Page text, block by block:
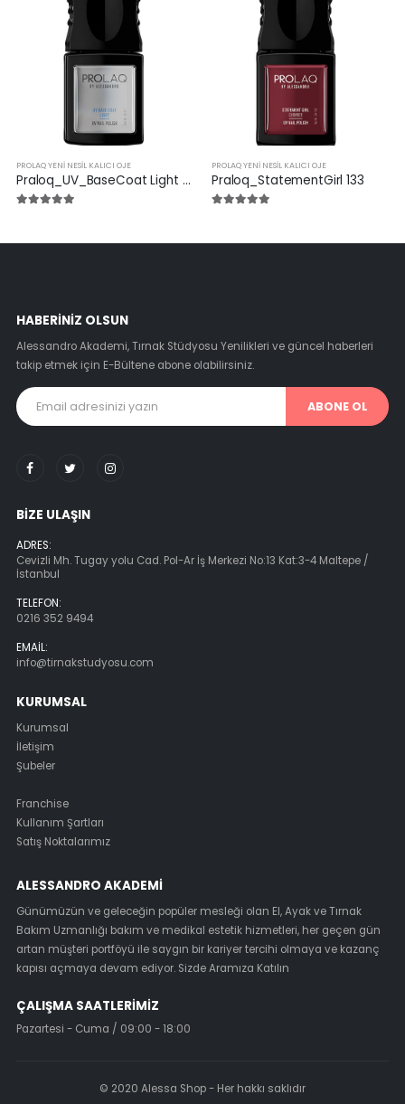
PROLAQ YENI NESIL KALICI OJE
Praloq_UV_BaseCoat Light 311
PROLAQ YENI NESIL KALICI OJE
Praloq_StatementGirl 133
HABERINIZ OLSUN
Alessandro Akademi, Tırnak Stüdyosu Yenilikleri ve güncel haberleri
takip etmek için E-Bültene abone olabilirsiniz.
ABONE OL
BIZE ULAŞIN
ADRES:
Cevizli Mh. Tugay yolu Cad. Pol-Ar İş Merkezi No:13 Kat:3-4 Maltepe /
İstanbul
TELEFON:
0216 352 9494
EMAIL:
info@tirnakstudyosu.com
KURUMSAL
Kurumsal
İletişim
Şubeler
Franchise
Kullanım Şartları
Satış Noktalarımız
ALESSANDRO AKADEMI
Günümüzün ve geleceğin popüler mesleği olan El, Ayak ve Tırnak
Bakım Uzmanlığı bakım ve medikal estetik hizmetleri, her geçen gün
artan müşteri portföyü ile saygın bir kariyer tercihi olmaya ve kazanç
kapısı açmaya devam ediyor. Sizde Aramıza Katılın
ÇALIŞMA SAATLERIMIZ
Pazartesi - Cuma / 09:00 - 18:00
© 2020 Alessa Shop - Her hakkı saklıdır